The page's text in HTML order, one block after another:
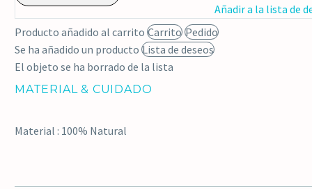
Añadir a la lista de
Producto añadido al carrito Carrito Pedido
Se ha añadido un producto Lista de deseos
El objeto se ha borrado de la lista
MATERIAL & CUIDADO
Material : 100% Natural